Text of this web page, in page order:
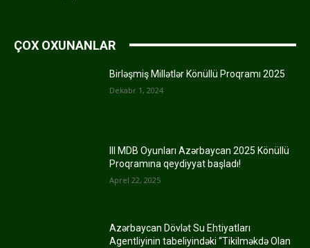
ÇOX OXUNANLAR
Birləşmiş Millətlər Könüllü Proqramı 2025
Dekabr 1, 2024
III MDB Oyunları Azərbaycan 2025 Könüllü
Proqramına qeydiyyat başladı!
Aprel 22, 2025
Azərbaycan Dövlət Su Ehtiyatları
Agentliyinin tabeliyindəki “Tikilməkdə Olan